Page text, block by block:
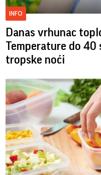
INFO
Danas vrhunac
Temperature do
tropske noći